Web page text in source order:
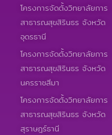
โครงการจัดตั้งวิทยาลัยการ
สาธารณสุขสิรินธร จังหวัด
อุดรธานี
โครงการจัดตั้งวิทยาลัยการ
สาธารณสุขสิรินธร จังหวัด
นครราชสีมา
โครงการจัดตั้งวิทยาลัยการ
สาธารณสุขสิรินธร จังหวัด
สุราษฎร์ธานี